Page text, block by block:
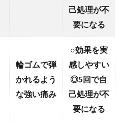
己処理が不
要になる
輪ゴムで弾
かれるよう
な強い痛み
○効果を実
感しやすい
◎5回で自
己処理が不
要になる